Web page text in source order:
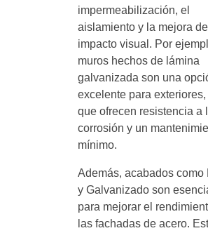
impermeabilización, el
aislamiento y la mejora del
impacto visual. Por
muros hechos de lámina
galvanizada son una
excelente para exteriores,
que ofrecen resistencia a
corrosión y un
mínimo.
Además, acabados como
y Galvanizado son
para mejorar el
las fachadas de acero.